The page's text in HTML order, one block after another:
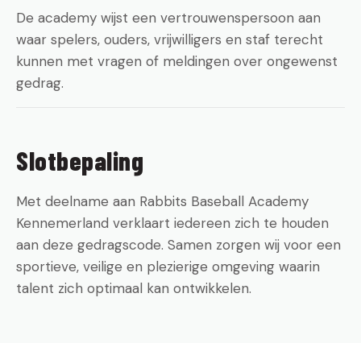
De academy wijst een vertrouwenspersoon aan
waar spelers, ouders, vrijwilligers en staf terecht
kunnen met vragen of meldingen over ongewenst
gedrag.
Slotbepaling
Met deelname aan Rabbits Baseball Academy
Kennemerland verklaart iedereen zich te houden
aan deze gedragscode. Samen zorgen wij voor een
sportieve, veilige en plezierige omgeving waarin
talent zich optimaal kan ontwikkelen.